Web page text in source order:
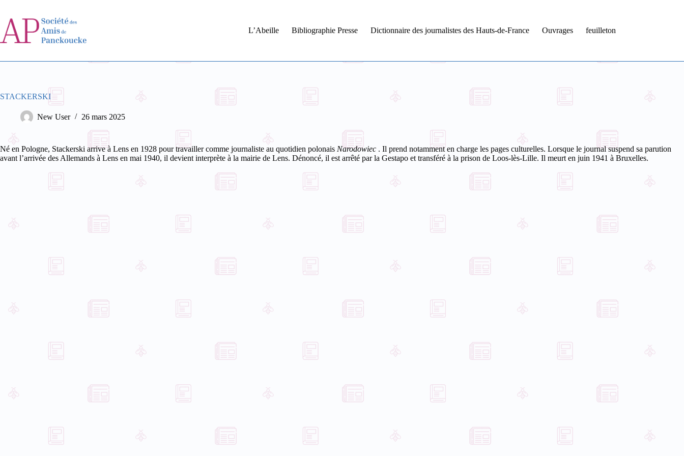
contenu
L’Abeille
Bibliographie Presse Dictionnaire des journalistes des Hauts-de-France Ouvrages feuilleton
STACKERSKI
New User 26 mars 2025
Né en Pologne, Stackerski arrive à Lens en 1928 pour travailler comme journaliste au quotidien polonais Narodowiec . Il prend notamment en charge les pages culturelles. Lorsque le journal suspend sa parution
avant l’arrivée des Allemands à Lens en mai 1940, il devient interprète à la mairie de Lens. Dénoncé, il est arrêté par la Gestapo et transféré à la prison de Loos-lès-Lille. Il meurt en juin 1941 à Bruxelles.